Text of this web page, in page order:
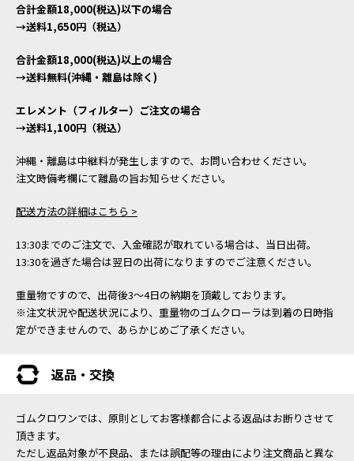
合計金額18,000(税込)以下の場合
→送料1,650円（税込）
合計金額18,000(税込)以上の場合
→送料無料(沖縄・離島は除く)
エレメント（フィルター）ご注文の場合
→送料1,100円（税込）
沖縄・離島は中継料が発生しますので、お問い合わせください。
注文時備考欄にて離島の旨お知らせください。
配送方法の詳細はこちら >
13:30までのご注文で、入金確認が取れている場合は、当日出荷。
13:30を過ぎた場合は翌日の出荷になりますのでご注意ください。
重量物ですので、出荷後3～4日の納期を頂戴しております。
※注文状況や配送状況により、重量物のゴムクローラは到着の日時指
定ができませんので、あらかじめご了承ください。
返品・交換
ゴムクロワンでは、原則としてお客様都合による返品はお断りさせて
頂きます。
ただし返品対象が不良品、または誤配等の理由により注文商品と異な